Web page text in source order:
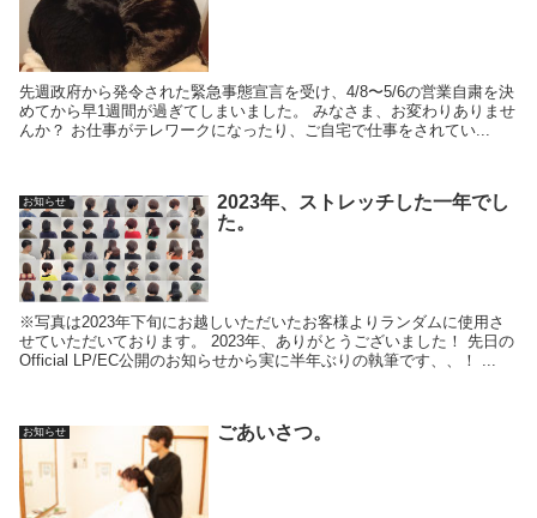
先週政府から発令された緊急事態宣言を受け、4/8〜5/6の営業自粛を決
めてから早1週間が過ぎてしまいました。 みなさま、お変わりありませ
んか？ お仕事がテレワークになったり、ご自宅で仕事をされてい...
お知らせ
2023年、ストレッチした一年でし
た。
※写真は2023年下旬にお越しいただいたお客様よりランダムに使用さ
せていただいております。 2023年、ありがとうございました！ 先日の
Official LP/EC公開のお知らせから実に半年ぶりの執筆です、、！ ...
お知らせ ごあいさつ。